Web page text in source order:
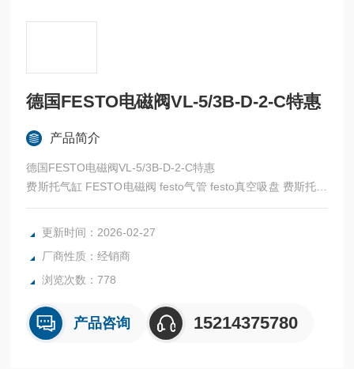
德国FESTO电磁阀VL-5/3B-D-2-C特惠
产品简介
德国FESTO电磁阀VL-5/3B-D-2-C特惠
费斯托气缸 FESTO电磁阀 festo气管 festo真空吸盘 费斯托过
滤器 费斯托油雾器 FESTO传感器 FESTO代理
全系列产品大量现货请咨询上海茂硕机械设备有限公司
更新时间：2026-02-27
厂商性质：经销商
浏览次数：778
产品咨询 15214375780